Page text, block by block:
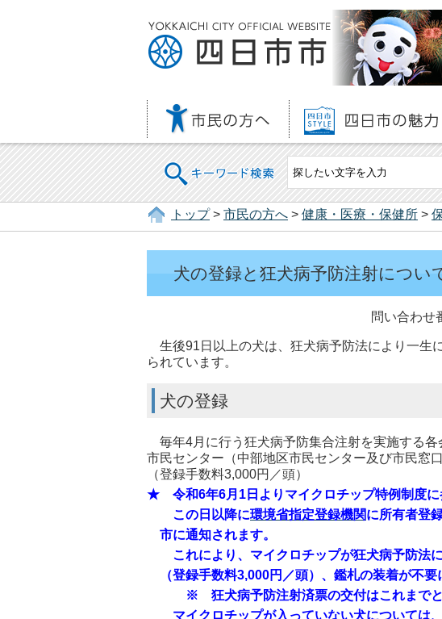
キーワード検索
トップ> 市民の方へ > 健康・医療・保健所 >
犬の登録と狂犬病予防注射につい
問い合わせ
生後91日以上の犬は、狂犬病予防法により一生
られています。
犬の登録
毎年4月に行う狂犬病予防集合注射を実施する
市民センター（中部地区市民センター及び市民窓
（登録手数料3,000円／頭）
★ 令和6年6月1日よりマイクロチップ特例制度に
この日以降に環境省指定登録機関に所有者登
市に通知されます。
これにより、マイクロチップが狂犬病予防法
（登録手数料3,000円／頭）、鑑札の装着が不要
※ 狂犬病予防注射済票の交付はこれまでと
マイクロチップが入っていない犬については、